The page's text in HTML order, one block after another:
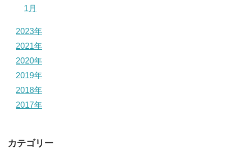
1月
2023年
2021年
2020年
2019年
2018年
2017年
カテゴリー